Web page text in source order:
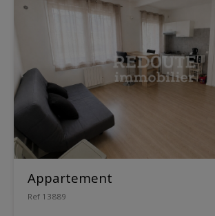
Appartement
Ref 13889